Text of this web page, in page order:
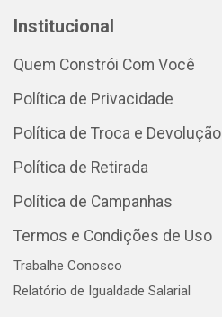
Institucional
Quem Constrói Com Você
Política de Privacidade
Política de Troca e Devolução
Política de Retirada
Política de Campanhas
Termos e Condições de Uso
Trabalhe Conosco
Relatório de Igualdade Salarial